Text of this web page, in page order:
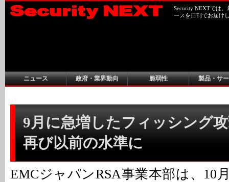
Security NEXTでは
ースを日刊でお届け
ニュース 政府・業界動向 脆弱性 製品・サ
9月に急増したフィッシング
再び以前の水準に
EMCジャパンRSA事業本部は、10